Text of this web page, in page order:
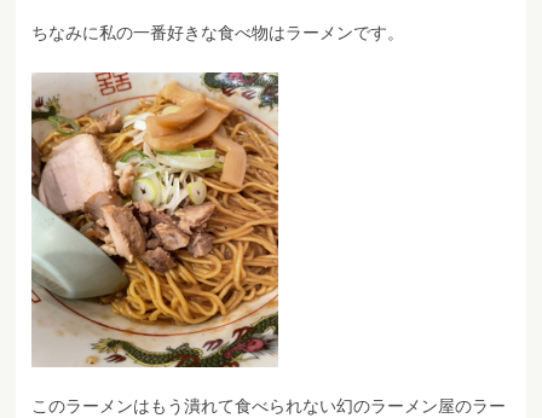
ちなみに私の一番好きな食べ物はラーメンです。
このラーメンはもう潰れて食べられない幻のラーメン屋のラー